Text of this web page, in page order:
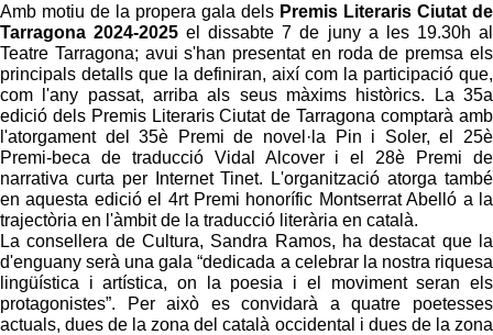
Amb motiu de la propera gala dels Premis Literaris Ciutat de
Tarragona 2024-2025 el dissabte 7 de juny a les 19.30h al
Teatre Tarragona; avui s'han presentat en roda de premsa els
principals detalls que la definiran, així com la participació que,
com l'any passat, arriba als seus màxims històrics. La 35a
edició dels Premis Literaris Ciutat de Tarragona comptarà amb
l'atorgament del 35è Premi de novel·la Pin i Soler, el 25è
Premi-beca de traducció Vidal Alcover i el 28è Premi de
narrativa curta per Internet Tinet. L'organització atorga també
en aquesta edició el 4rt Premi honorífic Montserrat Abelló a la
trajectòria en l'àmbit de la traducció literària en català.
La consellera de Cultura, Sandra Ramos, ha destacat que la
d'enguany serà una gala “dedicada a celebrar la nostra riquesa
lingüística i artística, on la poesia i el moviment seran els
protagonistes”. Per això es convidarà a quatre poetesses
actuals, dues de la zona del català occidental i dues de la zona